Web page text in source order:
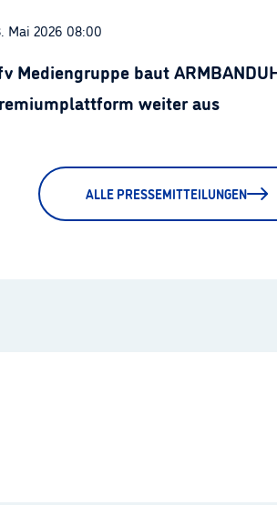
Mai 2026 08:00
Mediengruppe baut
weiter aus
ALLE PRESSEMITTEILUNGEN